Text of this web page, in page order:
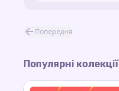
Попередня
Популярні колекції